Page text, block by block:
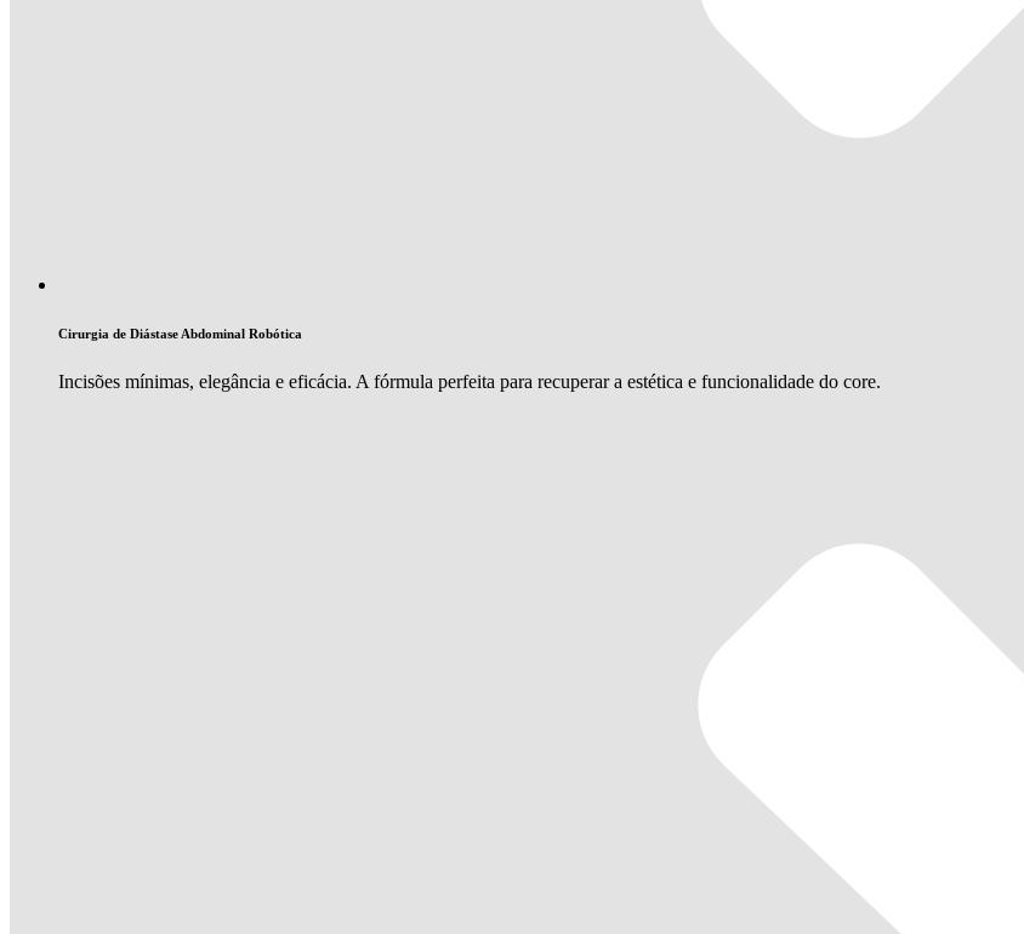
Cirurgia de Diástase Abdominal Robótica
Incisões mínimas, elegância e eficácia. A fórmula perfeita para recuperar a estética e funcionalidade do core.